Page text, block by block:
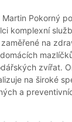
Martin Pokorný
komplexní
na
zvířat.
na široké
a